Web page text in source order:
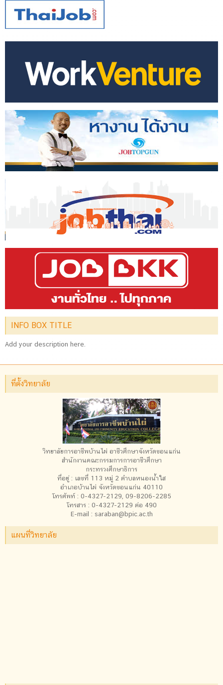
INFO BOX TITLE
Add your description here.
ที่ตั้งวิทยาลัย
วิทยาลัยการอาชีพบ้านไผ่ อาชีวศึกษาจังหวัดขอนแก่น
สำนักงานคณะกรรมการการอาชีวศึกษา
กระทรวงศึกษาธิการ
ที่อยู่ : เลขที่ 113 หมู่ 2 ตำบลหนองน้ำใส
อำเภอบ้านไผ่ จังหวัดขอนแก่น 40110
โทรศัพท์ : 0-4327-2129, 09-8206-2285
โทรสาร : 0-4327-2129 ต่อ 490
E-mail : saraban@bpic.ac.th
แผนที่วิทยาลัย